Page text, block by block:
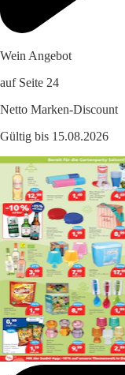
Wein Angebot
auf Seite 24
Netto Marken-Discount
Gültig bis 15.08.2026